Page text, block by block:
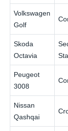
Volkswagen
Golf
Skoda
Octavia
Peugeot
3008
Nissan
Qashqai